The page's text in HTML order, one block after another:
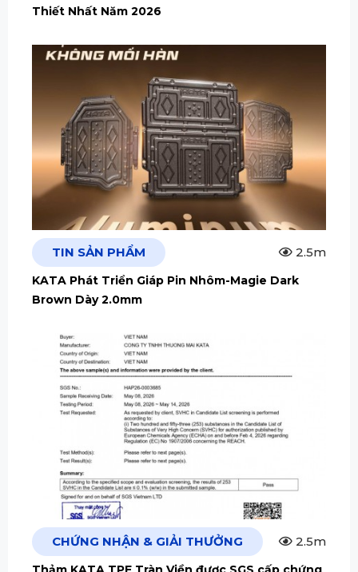
Thiết Nhất Năm 2026
TIN SẢN PHẨM 2.5m
KATA Phát Triển Giáp Pin Nhôm-Magie Dark
Brown Dày 2.0mm
CHỨNG NHẬN & GIẢI THƯỞNG 2.5m